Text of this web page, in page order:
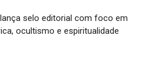
selo editorial com foco em
ocultismo e espiritualidade